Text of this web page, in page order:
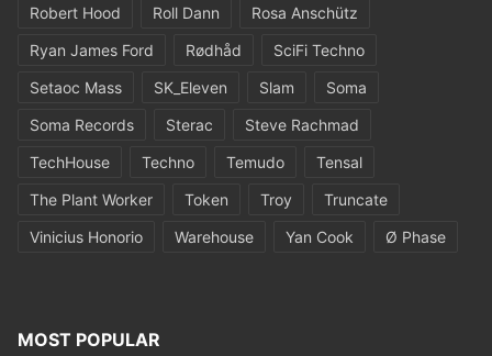
Robert Hood
Roll Dann
Rosa Anschütz
Ryan James Ford
Rødhåd
SciFi Techno
Setaoc Mass
SK_Eleven Slam
Soma
Soma Records
Sterac
Steve Rachmad
TechHouse
Techno Temudo
Tensal
The Plant Worker
Token Troy
Truncate
Vinicius Honorio
Warehouse Yan Cook Ø Phase
MOST POPULAR